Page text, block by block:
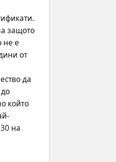
защото
не е
от
да
който
на